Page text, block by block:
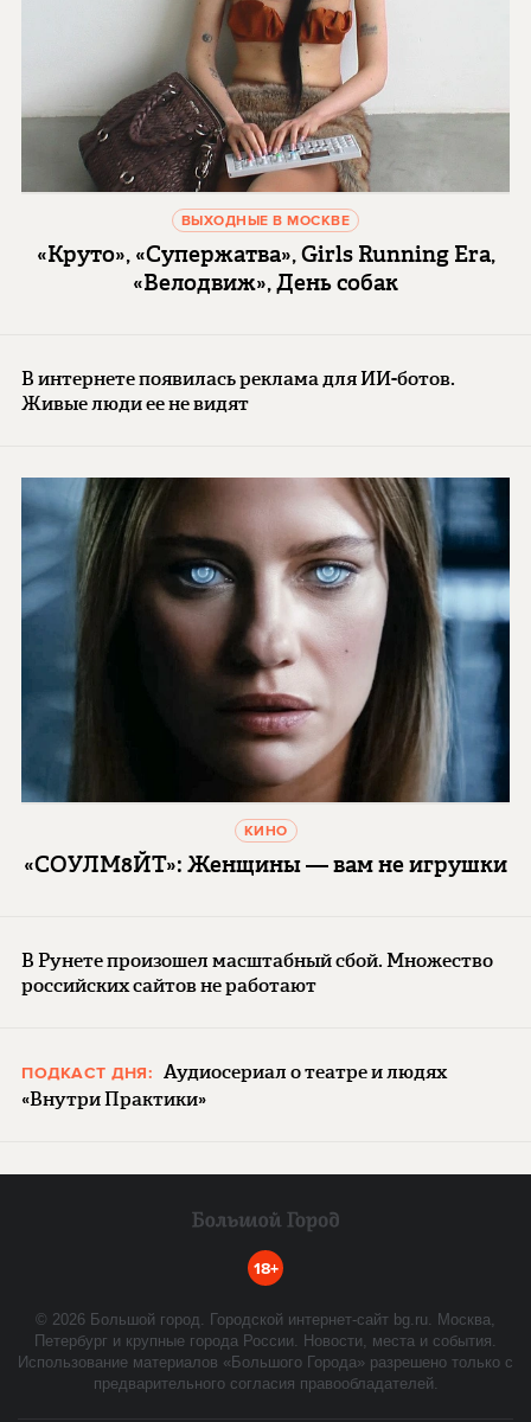
ВЫХОДНЫЕ В МОСКВЕ
«Круто», «Супержатва», Girls Running Era,
«Велодвиж», День собак
В интернете появилась реклама для ИИ-ботов.
Живые люди ее не видят
КИНО
«СОУЛМ8ЙТ»: Женщины — вам не игрушки
В Рунете произошел масштабный сбой. Множество
российских сайтов не работают
ПОДКАСТ ДНЯ: Аудиосериал о театре и людях
«Внутри Практики»
18+
© 2026 Большой город. Городской интернет-сайт bg.ru. Москва,
Петербург и крупные города России. Новости, места и события.
Использование материалов «Большого Города» разрешено только с
предварительного согласия правообладателей.